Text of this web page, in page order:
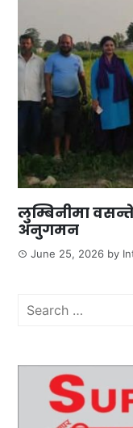
लुम्बिनीमा
अनुगमन
June 25, 2026 by
Search